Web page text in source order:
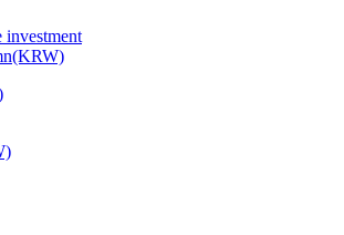
investment